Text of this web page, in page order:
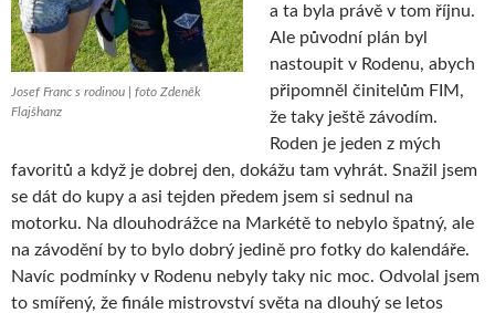
Josef Franc s rodinou | foto Zdeněk
Flajšhanz
a ta byla právě v tom říjnu.
Ale původní plán byl
nastoupit v Rodenu, abych
připomněl činitelům FIM,
že taky ještě závodím.
Roden je jeden z mých
favoritů a když je dobrej den, dokážu tam vyhrát. Snažil jsem
se dát do kupy a asi tejden předem jsem si sednul na
motorku. Na dlouhodrážce na Markétě to nebylo špatný, ale
na závodění by to bylo dobrý jedině pro fotky do kalendáře.
Navíc podmínky v Rodenu nebyly taky nic moc. Odvolal jsem
to smířený, že finále mistrovství světa na dlouhý se letos